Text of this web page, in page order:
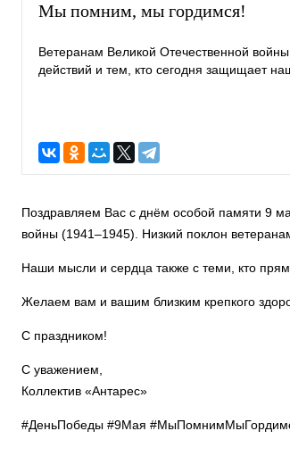
Мы помним, мы гордимся!
Ветеранам Великой Отечественной
действий и тем, кто сегодня защищает
Поздравляем Вас с днём особой памяти 9
войны (1941–1945). Низкий поклон
Наши мысли и сердца также с теми, кто
Желаем вам и вашим близким крепкого
С праздником!
С уважением,
Коллектив «Антарес»
#ДеньПобеды #9Мая